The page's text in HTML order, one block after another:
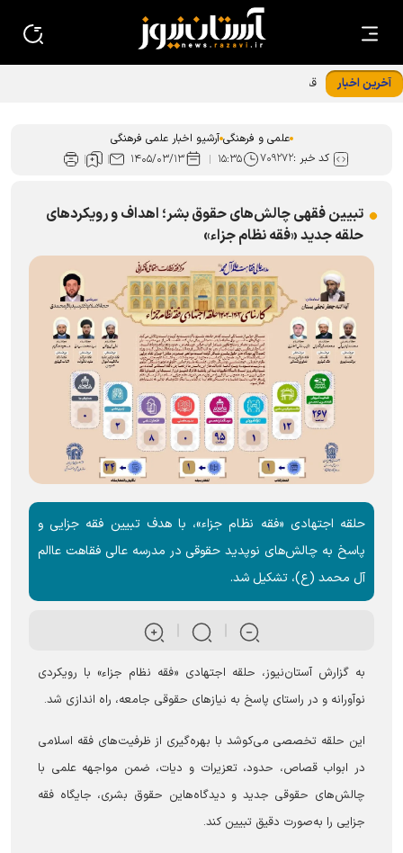
آخرین اخبار قسمت چهارم مجموعه مادر، معمار آرامش خانواده منتشر شد
علمی و فرهنگی آرشیو اخبار علمی فرهنگی
کد خبر :۷۰۹۲۷۲ ۱۵:۳۵ ۱۴۰۵/۰۳/۱۳
تبیین فقهی چالش‌های حقوق بشر؛ اهداف و رویکرد‌های
حلقه جدید «فقه نظام جزاء»
حلقه اجتهادی «فقه نظام جزاء»، با هدف تبیین فقه جزایی و
پاسخ به چالش‌های نوپدید حقوقی در مدرسه عالی فقاهت عاالم
آل محمد (ع)، تشکیل شد.
به گزارش آستان‌نیوز، حلقه اجتهادی «فقه نظام جزاء» با رویکردی
نوآورانه و در راستای پاسخ به نیاز‌های حقوقی جامعه، راه اندازی شد.
این حلقه تخصصی می‌کوشد با بهره‌گیری از ظرفیت‌های فقه اسلامی
در ابواب قصاص، حدود، تعزیرات و دیات، ضمن مواجهه علمی با
چالش‌های حقوقی جدید و دیدگاه‌هاین حقوق بشری، جایگاه فقه
جزایی را به‌صورت دقیق تبیین کند.